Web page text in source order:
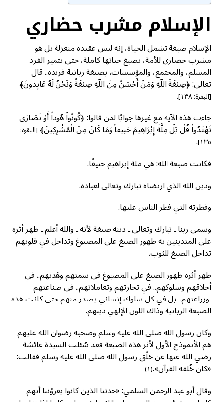
الإسلام مشرب حضاري
الإسلام صبغة تشمل الحياة، إنه ليس عقيدة منعزلة بل هو
مشرب حضاري للأمة، يصبغ حياتها كاملة، حتى يتميز الفرد
المسلم، والمجتمع، والمؤسسات، بصبغة ربانية فريدة.. قال
تعالى: ﴿صِبْغَةَ اللّهِ وَمَنْ أَحْسَنُ مِنَ اللّهِ صِبْغَةً وَنَحْنُ لَهُ عَابِدونَ﴾
[البقرة: ١٣٨]
.
جاءت هذه الآية مع غيرها جوابًا لمن قالوا: ﴿كُونُواْ هُوداً أَوْ نَصَارَى
تَهْتَدُواْ قُلْ بَلْ مِلَّةَ إِبْرَاهِيمَ حَنِيفاً وَمَا كَانَ مِنَ الْمُشْرِكِينَ﴾[البقرة:
١٣٥].
فكانت صبغة الله: هي ملة إبراهيم حنيفًا.
ودين الله الذي ارتضاه تبارك وتعالى لعباده.
وفطرته التي فطر الناس عليها.
وسمى ربنا ـ تبارك وتعالى ـ دينه صبغة لأنه ـ والله أعلم ـ ظهر أثره
على المتدينين به ظهور الصبغ على المصبوغ وتداخل في قلوبهم
تداخل الصبغ للثوب.
ظهر أثره ظهور الصبغ على المصبوغ في سمتهم وهَديهم.. في
أخلاقهم وسلوكهم.. في تجارتهم وتعاملاتهم.. في صناعتهم
وزراعتهم.. بل في كل سلوك إنساني يصدر منهم حتى كانت هذه
الصبغة الربانية وذاك اللون الإلهي دينهم.
وكان رسول الله صلى الله عليه وسلم وصحبه رضوان الله عليهم
هم الأنموذج الأول لأثر هذه الصبغة فقد سُئلت السيدة عائشة
رضي الله عنها عن خلُق رسول الله صلى الله عليه وسلم فقالت:
«كان خُلقه القرآن».(١)
وقال أبو عبد الرحمن السلمي: «حدثنا الذين كانوا يقرؤننا أنهم